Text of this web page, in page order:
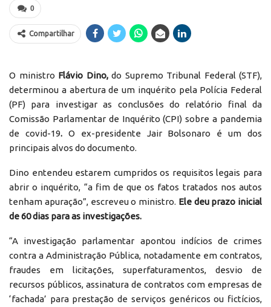
0
Compartilhar
O ministro Flávio Dino, do Supremo Tribunal Federal (STF),
determinou a abertura de um inquérito pela Polícia Federal
(PF) para investigar as conclusões do relatório final da
Comissão Parlamentar de Inquérito (CPI) sobre a pandemia
de covid-19. O ex-presidente Jair Bolsonaro é um dos
principais alvos do documento.
Dino entendeu estarem cumpridos os requisitos legais para
abrir o inquérito, “a fim de que os fatos tratados nos autos
tenham apuração”, escreveu o ministro. Ele deu prazo inicial
de 60 dias para as investigações.
“A investigação parlamentar apontou indícios de crimes
contra a Administração Pública, notadamente em contratos,
fraudes em licitações, superfaturamentos, desvio de
recursos públicos, assinatura de contratos com empresas de
‘fachada’ para prestação de serviços genéricos ou fictícios,